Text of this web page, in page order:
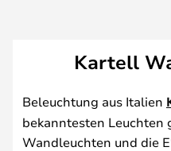
Kartell
Beleuchtung aus Italien
bekanntesten Leuchten
Wandleuchten und die